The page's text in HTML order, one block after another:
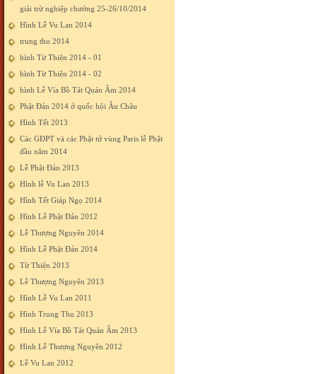
giải trừ nghiệp chướng 25-26/10/2014
Hình Lễ Vu Lan 2014
trung thu 2014
hình Từ Thiện 2014 - 01
hình Từ Thiện 2014 - 02
hình Lễ Vía Bồ Tát Quán Âm 2014
Phật Đản 2014 ở quốc hội Âu Châu
Hình Tết 2013
Các GĐPT và các Phật tử vùng Paris lễ Phật
đầu năm 2014
Lễ Phật Đản 2013
Hình lễ Vu Lan 2013
Hình Tết Giáp Ngọ 2014
Hình Lễ Phật Đản 2012
Lễ Thượng Nguyên 2014
Hình Lễ Phật Đản 2014
Từ Thiện 2013
Lễ Thượng Nguyên 2013
Hình Lễ Vu Lan 2011
Hình Trung Thu 2013
Hình Lễ Vía Bồ Tát Quán Âm 2013
Hình Lễ Thượng Nguyên 2012
Lễ Vu Lan 2012